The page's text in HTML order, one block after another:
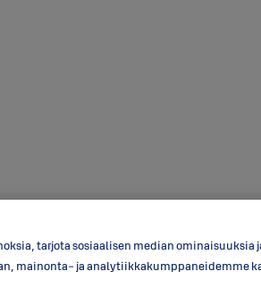
tarjota sosiaalisen median ominaisuuksia
mainonta- ja analytiikkakumppaneidemme